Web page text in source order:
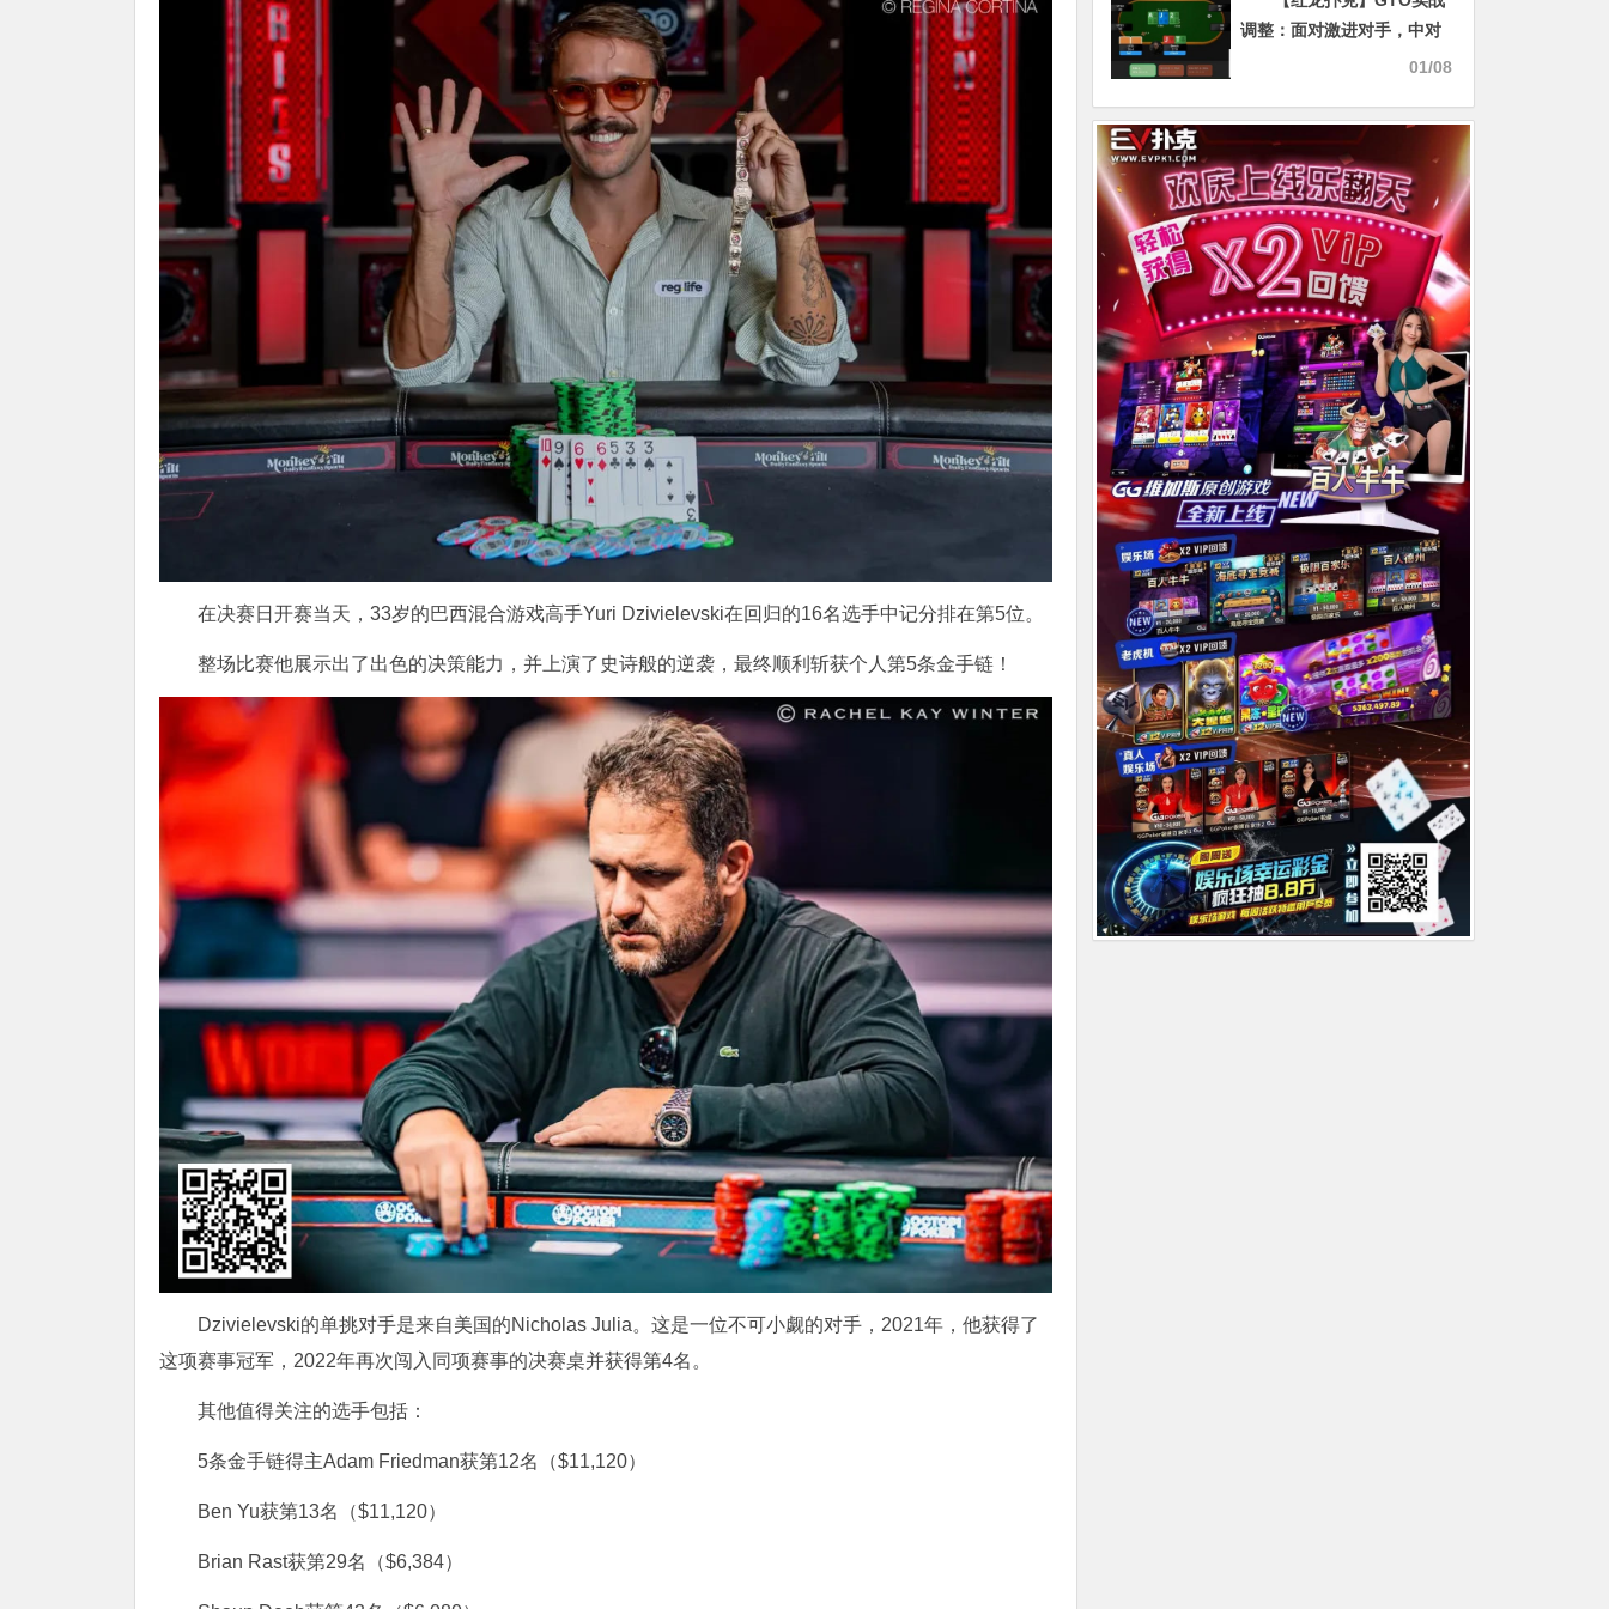
在决赛日开赛当天，33岁的巴西混合游戏高手Yuri Dzivielevski在回归的16名选手中记分排在第5位。
整场比赛他展示出了出色的决策能力，并上演了史诗般的逆袭，最终顺利斩获个人第5条金手链！
Dzivielevski的单挑对手是来自美国的Nicholas Julia。这是一位不可小觑的对手，2021年，他获得了
这项赛事冠军，2022年再次闯入同项赛事的决赛桌并获得第4名。
其他值得关注的选手包括：
5条金手链得主Adam Friedman获第12名（$11,120）
Ben Yu获第13名（$11,120）
Brian Rast获第29名（$6,384）
事顺遂！
调整：面对激进对手，中对
01/08